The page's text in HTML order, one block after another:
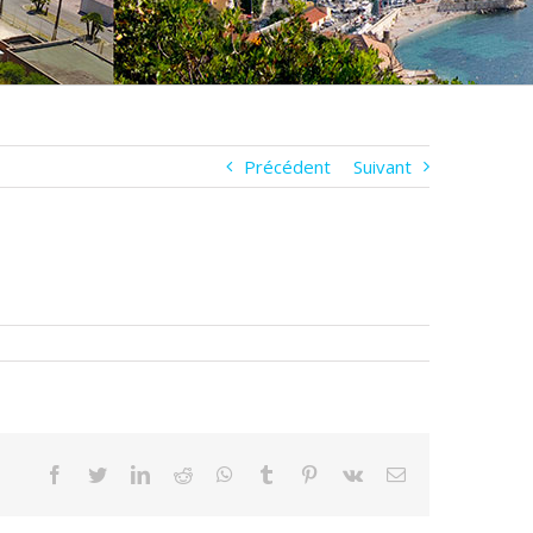
Précédent Suivant
Facebook
TwitterLinkedIn
Reddit WhatsApp
Tumblr Pinterest
Vk Email